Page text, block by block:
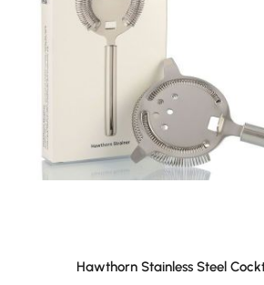
Hawthorn Stainless Steel